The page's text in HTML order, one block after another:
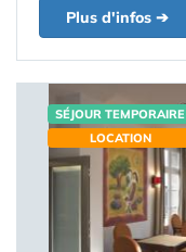
Plus d'infos ➔
SÉJOUR TEMPORAIRE
LOCATION